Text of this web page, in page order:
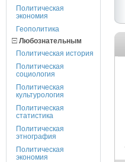
Политическая
экономия
Геополитика
Любознательным
Политическая история
Политическая
социология
Политическая
культурология
Политическая
статистика
Политическая
этнография
Политическая
экономия